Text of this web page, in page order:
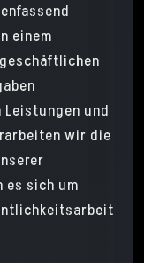
einem
Leistungen und
wir die
es sich um